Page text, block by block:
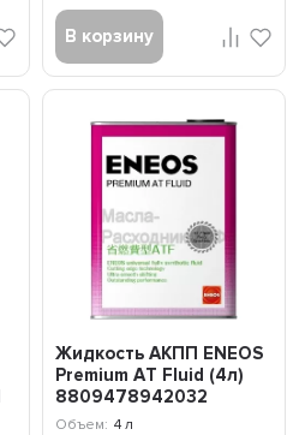
В корзину
Жидкость АКПП ENEOS
Premium АT Fluid (4л)
8809478942032
Объем: 4 л